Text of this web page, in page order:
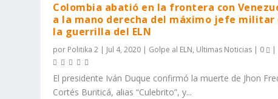
Colombia abatió en la frontera con
a la mano derecha del máximo jefe militar
la guerrilla del ELN
por Politika 2 | Jul 4, 2020 | Golpe al ELN, Ultimas Noticias | 0 |
El presidente Iván Duque confirmó la muerte de Jhon
Cortés Buriticá, alias “Culebrito”, y...